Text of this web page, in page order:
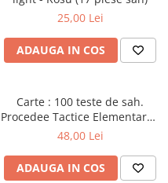
25,00 Lei
ADAUGA IN COS
Carte : 100 teste de sah.
Procedee Tactice Elementare /
M. Ceteras
48,00 Lei
ADAUGA IN COS